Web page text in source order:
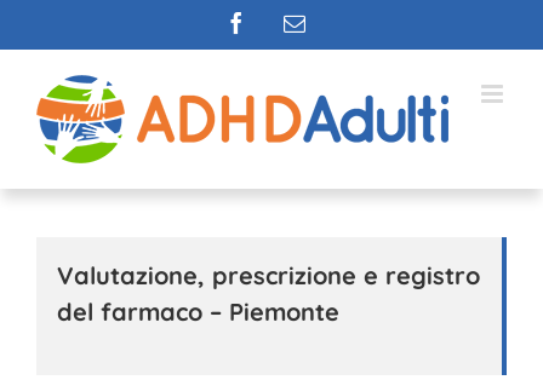
contenuto
FacebookEmail
Valutazione, prescrizione e registro
del farmaco – Piemonte